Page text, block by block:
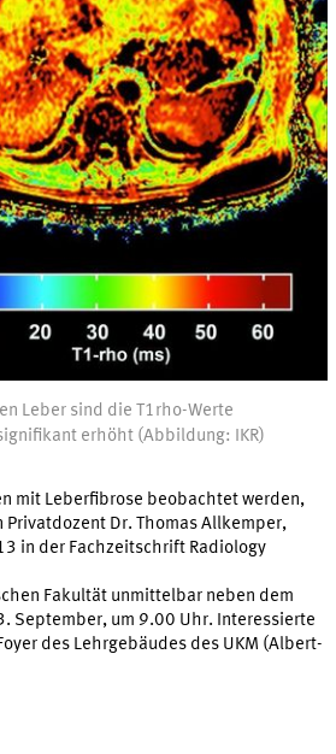
Leber sind die T1rho-Werte
erhöht (Abbildung: IKR)
mit Leberfibrose beobachtet werden,
Dr. Thomas Allkemper,
in der Fachzeitschrift Radiology
Fakultät unmittelbar neben dem
September, um 9.00 Uhr. Interessierte
des Lehrgebäudes des UKM (Albert-